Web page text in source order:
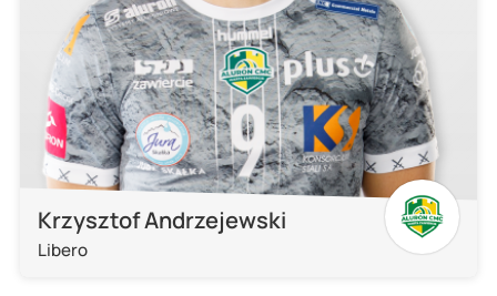
Krzysztof Andrzejewski
Libero